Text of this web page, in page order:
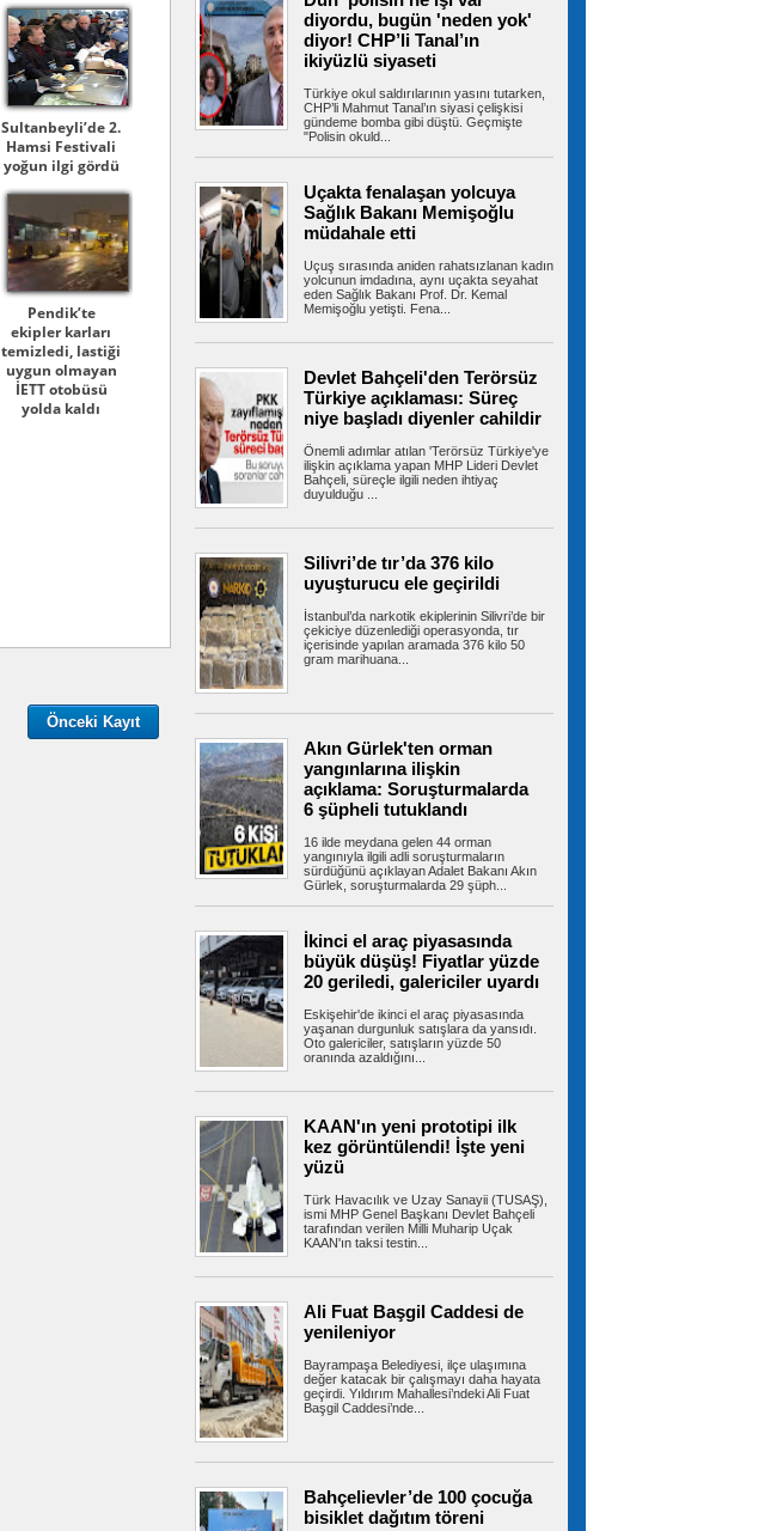
Sultanbeyli’de 2.
Hamsi Festivali
yoğun ilgi gördü
Pendik’te
ekipler karları
temizledi, lastiği
uygun olmayan
İETT otobüsü
yolda kaldı
Önceki Kayıt
görüntüler! İran, savaş ganimetlerini sergiledi
İran, savaş sırasında düşürdüğü ABD-İsrail'e ait
uçak ve İHA'ların...
Hür Ağbaba'nın para trafiği
MASAK raporunda! Ağabey Veli Ağbaba'ya
İzmir Büyükşehir Belediyesi'ne yönelik ikinci
dalga operasyonda tutuklanan...
İstanbul’da sıcak hava ve nem
bunalttı: Kireçburnu Sahili Antalya plajlarını
aratmadı
İstanbul’da etkisini sürdüren sıcak ve nemli
Tuzla’da 2 katlı işçi konteynerleri
alevlere teslim oldu
Tuzla’da 2 katlı işçi konteynerinde çıkan yangın
ekiplerin müdahalesiyle...
İBB’den Kızılay’a meydanda yer
çıkmadı, Bahçelievler Belediyesi yer tahsis
etti
İstanbul’un en yoğun yaya trafiğine ve toplu
taşıma aktarma noktalarına sahip...
Bayrampaşa’da kamyonun
çarptığı yaşlı adam hayatını kaybetti
Bayrampaşa'da yolun karşısına geçmeye
çalışan yaşlı adama kamyon çarptı. Yaşlı...
Bayrampaşa’nın geleceği ada
bazlı dönüşümle şekilleniyor
güvenli, planlı ve yaşanabilir bir...
Ümraniye’de 3 katlı binanın
balkonu çöktü: 2 araç hasar gördü
Ümraniye’de 3 katlı binanın 2’nci kat
balkonunda çökme meydana geldi. Olayda...
Ümraniye’de otluk alanda
korkutan yangın: Mikser hortumuyla
müdahale edildi
Ümraniye TEM Otoyolu kenarındaki otluk
alanda yangın meydana geldi. Yangın...
Türkiye, Suudi Arabistan ve
Pakistan üçlü savunma anlaşması imzaladı
Cumhurbaşkanı Erdoğan, çalışma ziyareti
kapsamında gittiği Suudi Arabistan'da...
Kartal’da park halindeki minibüs
KARTAL’da park halindeki minibüste henüz
bilinmeyen bir nedenle yangın çıktı....
diyordu, bugün 'neden yok'
diyor! CHP’li Tanal’ın
ikiyüzlü siyaseti
Türkiye okul saldırılarının yasını tutarken,
CHP’li Mahmut Tanal’ın siyasi çelişkisi
gündeme bomba gibi düştü. Geçmişte
"Polisin okuld...
Uçakta fenalaşan yolcuya
Sağlık Bakanı Memişoğlu
müdahale etti
Uçuş sırasında aniden rahatsızlanan kadın
yolcunun imdadına, aynı uçakta seyahat
eden Sağlık Bakanı Prof. Dr. Kemal
Memişoğlu yetişti. Fena...
Devlet Bahçeli'den Terörsüz
Türkiye açıklaması: Süreç
niye başladı diyenler cahildir
Önemli adımlar atılan 'Terörsüz Türkiye'ye
ilişkin açıklama yapan MHP Lideri Devlet
Bahçeli, süreçle ilgili neden ihtiyaç
duyulduğu ...
Silivri’de tır’da 376 kilo
uyuşturucu ele geçirildi
İstanbul’da narkotik ekiplerinin Silivri’de bir
çekiciye düzenlediği operasyonda, tır
içerisinde yapılan aramada 376 kilo 50
gram marihuana...
Akın Gürlek'ten orman
yangınlarına ilişkin
açıklama: Soruşturmalarda
6 şüpheli tutuklandı
16 ilde meydana gelen 44 orman
yangınıyla ilgili adli soruşturmaların
sürdüğünü açıklayan Adalet Bakanı Akın
Gürlek, soruşturmalarda 29 şüph...
İkinci el araç piyasasında
büyük düşüş! Fiyatlar yüzde
20 geriledi, galericiler uyardı
Eskişehir'de ikinci el araç piyasasında
yaşanan durgunluk satışlara da yansıdı.
Oto galericiler, satışların yüzde 50
oranında azaldığını...
KAAN'ın yeni prototipi ilk
kez görüntülendi! İşte yeni
yüzü
Türk Havacılık ve Uzay Sanayii (TUSAŞ),
ismi MHP Genel Başkanı Devlet Bahçeli
tarafından verilen Milli Muharip Uçak
KAAN'ın taksi testin...
Ali Fuat Başgil Caddesi de
yenileniyor
Bayrampaşa Belediyesi, ilçe ulaşımına
değer katacak bir çalışmayı daha hayata
geçirdi. Yıldırım Mahallesi’ndeki Ali Fuat
Başgil Caddesi’nde...
Bahçelievler’de 100 çocuğa
bisiklet dağıtım töreni